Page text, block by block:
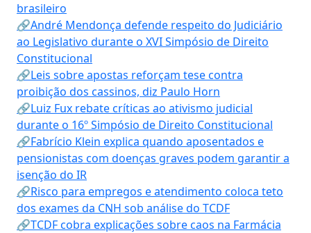
brasileiro
🔗André Mendonça defende respeito do Judiciário
ao Legislativo durante o XVI Simpósio de Direito
Constitucional
🔗Leis sobre apostas reforçam tese contra
proibição dos cassinos, diz Paulo Horn
🔗Luiz Fux rebate críticas ao ativismo judicial
durante o 16º Simpósio de Direito Constitucional
🔗Fabrício Klein explica quando aposentados e
pensionistas com doenças graves podem garantir a
isenção do IR
🔗Risco para empregos e atendimento coloca teto
dos exames da CNH sob análise do TCDF
🔗TCDF cobra explicações sobre caos na Farmácia